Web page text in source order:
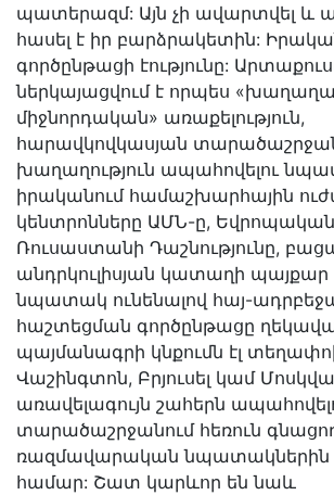
պատերազմ: Այն չի ավարտվել և
հասել է իր բարձրակետին:
գործընթացի էությունը:
ներկայացվում է որպես
միջնորդական» առաքելություն,
հարավկովկասյան
խաղաղություն ապահովելու
իրականում համաշխարհային
կենտրոնները ԱՄՆ-ը, Եվրոպական
Ռուսաստանի Դաշնությունը,
անդրկուլիսյան կատաղի պայքար
նպատակ ունենալով հայ-
հաշտեցման գործընթացը
պայմանագրի կնքումն էլ
Վաշինգտոն, Բրյուսել կամ
առավելագույն շահերն
տարածաշրջանում հեռուն
ռազմավարական նպատակներին
համար: Շատ կարևոր են նաև